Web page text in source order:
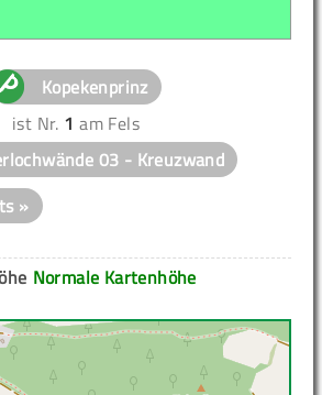
Kopekenprinz
ist Nr. 1 am Fels
03 - Kreuzwand
»
Normale Kartenhöhe